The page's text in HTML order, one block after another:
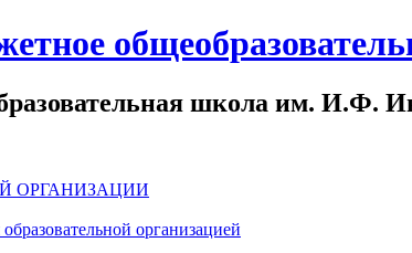
школа им. И.Ф.
ОРГАНИЗАЦИИ
организацией